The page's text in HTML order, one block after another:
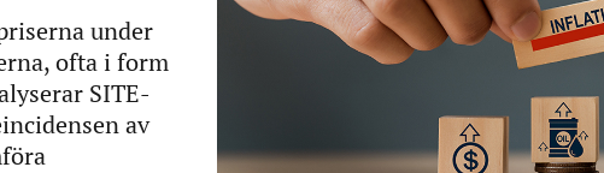
under
ofta i form
SITE-
av